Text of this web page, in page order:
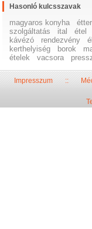
Hasonló kulcsszavak
magyaros konyha
szolgáltatás
ital étel
kávézó
rendezvény
kerthelyiség
borok
ételek
vacsora
Impresszum::